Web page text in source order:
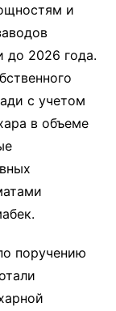
и
до 2026 года.
с учетом
в объеме
поручению